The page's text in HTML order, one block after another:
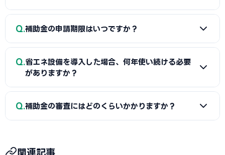
幅広い省エネ設備が登録されています。認定リストは随時更新
されるため、最新のラインナップは省エネ補助金の公式サイ
A
指定設備導入事業はSII認定設備メーカーが申請をサポー
トで愛知県に対応した社労士・行政書士・中小企業診断士を
無料でご紹介しています。補助金申請の採択実績が豊富な専
門家がサポートします。
Q 補助金の申請期限はいつですか？
A
省エネ補助金（指定設備導入事業）は随時公募・複数回
の締切が設定されています。一般型やものづくり補助金は年数
するものもあるため、早めの申請がおすすめです。最新の公募
スケジュールは各補助金の公式サイトでご確認ください。
Q 省エネ設備を導入した場合、何年使い続ける必要
がありますか？
A
省エネ補助金では、補助事業完了から3〜5年間は導入し
法定耐用年数に基づいて決定されます。
Q 補助金の審査にはどのくらいかかりますか？
まで約1〜2か月、一般型は約2〜3か月が目安です。ものづく
関連記事